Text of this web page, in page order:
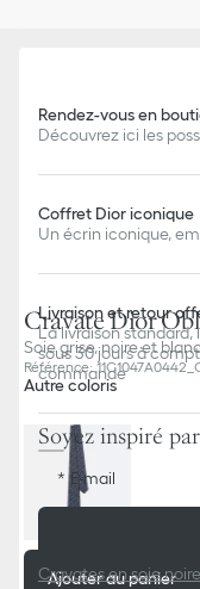
Cravate Dior
Soie grise, noire et
Référence:
Autre coloris
Ajouter au panier
Rendez-vous en
Découvrez ici les
Coffret Dior iconique
Un écrin iconique,
Livraison et retour
La livraison
sous 30 jours à
commande
Soyez inspiré
E-mail
Cravates en soie